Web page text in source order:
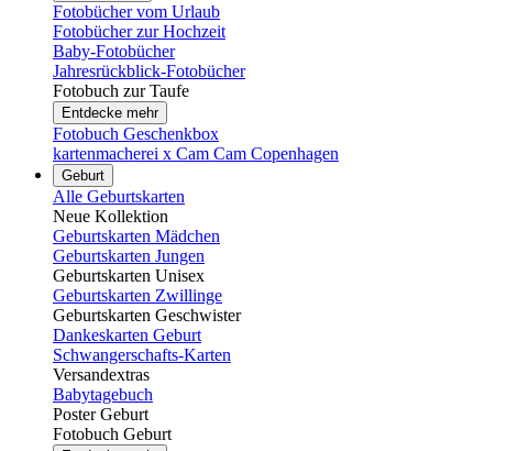
Fotobücher vom Urlaub
Fotobücher zur Hochzeit
Baby-Fotobücher
Jahresrückblick-Fotobücher
Fotobuch zur Taufe
Entdecke mehr
Fotobuch Geschenkbox
kartenmacherei x Cam Cam Copenhagen
Geburt
Alle Geburtskarten
Neue Kollektion
Geburtskarten Mädchen
Geburtskarten Jungen
Geburtskarten Unisex
Geburtskarten Zwillinge
Geburtskarten Geschwister
Dankeskarten Geburt
Schwangerschafts-Karten
Versandextras
Babytagebuch
Poster Geburt
Fotobuch Geburt